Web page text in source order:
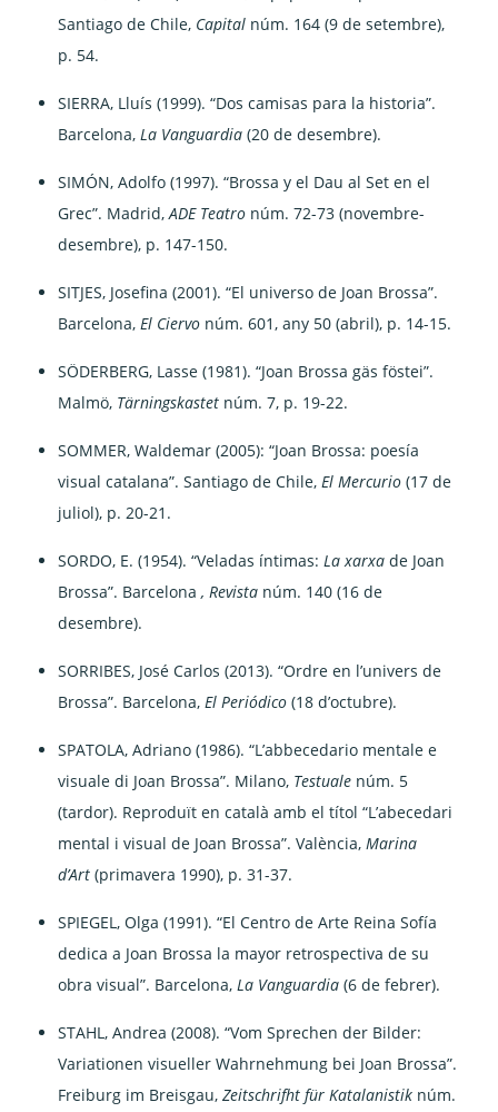
Santiago de Chile, Capital núm. 164 (9 de setembre),
p. 54.
SIERRA, Lluís (1999). “Dos camisas para la historia”.
Barcelona,La Vanguardia (20 de desembre).
SIMÓN, Adolfo (1997). “Brossa y el Dau al Set en el
Grec”. Madrid,ADE Teatro núm. 72-73 (novembre-
desembre), p. 147-150.
SITJES, Josefina (2001). “El universo de Joan Brossa”.
Barcelona,El Ciervo núm. 601, any 50 (abril), p. 14-15.
SÖDERBERG, Lasse (1981). “Joan Brossa gäs föstei”.
Malmö, Tärningskastet núm. 7, p. 19-22.
SOMMER, Waldemar (2005): “Joan Brossa: poesía
visual catalana”. Santiago de Chile,El Mercurio(17 de
juliol), p. 20-21.
SORDO, E. (1954). “Veladas íntimas:La xarxade Joan
Brossa”. Barcelona, Revista núm. 140 (16 de
desembre).
SORRIBES, José Carlos (2013). “Ordre en l’univers de
Brossa”. Barcelona,El Periódico (18 d’octubre).
SPATOLA, Adriano (1986). “L’abbecedario mentale e
visuale di Joan Brossa”. Milano, Testuale núm. 5
(tardor). Reproduït en català amb el títol “L’abecedari
mental i visual de Joan Brossa”. València,Marina
d’Art(primavera 1990), p. 31-37.
SPIEGEL, Olga (1991). “El Centro de Arte Reina Sofía
dedica a Joan Brossa la mayor retrospectiva de su
obra visual”. Barcelona,La Vanguardia (6 de febrer).
STAHL, Andrea (2008). “Vom Sprechen der Bilder:
Variationen visueller Wahrnehmung bei Joan Brossa”.
Freiburg im Breisgau,Zeitschrifht für Katalanistik núm.